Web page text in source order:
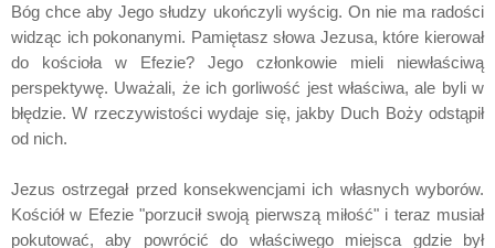
Bóg chce aby Jego słudzy ukończyli wyścig. On nie ma radości
widząc ich pokonanymi. Pamiętasz słowa Jezusa, które kierował
do kościoła w Efezie? Jego członkowie mieli niewłaściwą
perspektywę. Uważali, że ich gorliwość jest właściwa, ale byli w
błędzie. W rzeczywistości wydaje się, jakby Duch Boży odstąpił
od nich.
Jezus ostrzegał przed konsekwencjami ich własnych wyborów.
Kościół w Efezie "porzucił swoją pierwszą miłość" i teraz musiał
pokutować, aby powrócić do właściwego miejsca gdzie był